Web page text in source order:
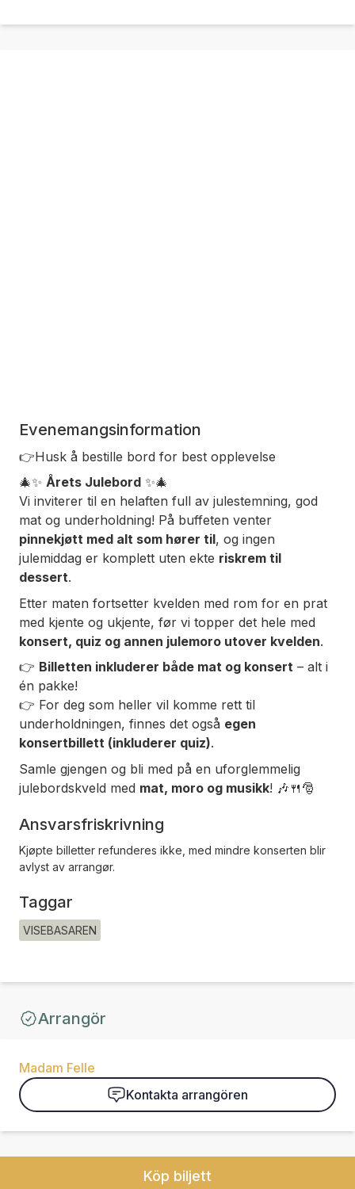
Evenemangsinformation
👉Husk å bestille bord for best opplevelse
🎄✨ Årets Julebord ✨🎄
Vi inviterer til en helaften full av julestemning, god
mat og underholdning! På buffeten venter
pinnekjøtt med alt som hører til, og ingen
julemiddag er komplett uten ekte riskrem til
dessert.
Etter maten fortsetter kvelden med rom for en prat
med kjente og ukjente, før vi topper det hele med
konsert, quiz og annen julemoro utover kvelden.
👉 Billetten inkluderer både mat og konsert – alt i
én pakke!
👉 For deg som heller vil komme rett til
underholdningen, finnes det også egen
konsertbillett (inkluderer quiz).
Samle gjengen og bli med på en uforglemmelig
julebordskveld med mat, moro og musikk! 🎶🍴🎅
Ansvarsfriskrivning
Kjøpte billetter refunderes ikke, med mindre konserten blir
avlyst av arrangør.
Taggar
VISEBASAREN
Arrangör
Madam Felle
Kontakta arrangören
Köp biljett